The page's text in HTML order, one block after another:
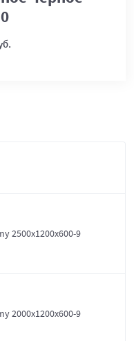
2500x1200x600-9
2000x1200x600-9